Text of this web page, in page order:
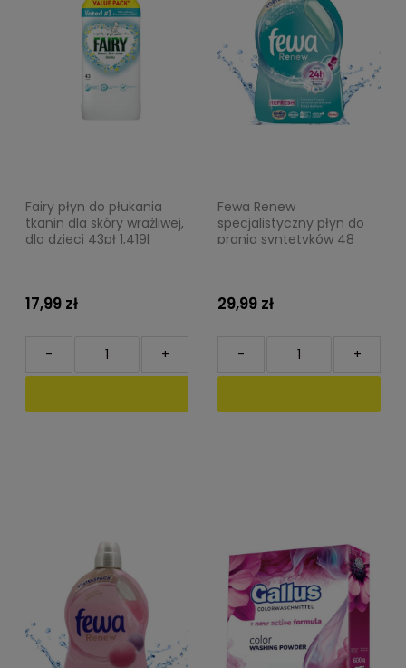
Fairy płyn do płukania
tkanin dla skóry wrażliwej,
dla dzieci 43pł 1,419l
17,99 zł
+
-
Fewa Renew
specjalistyczny płyn do
prania syntetyków 48
29,99 zł
+
-